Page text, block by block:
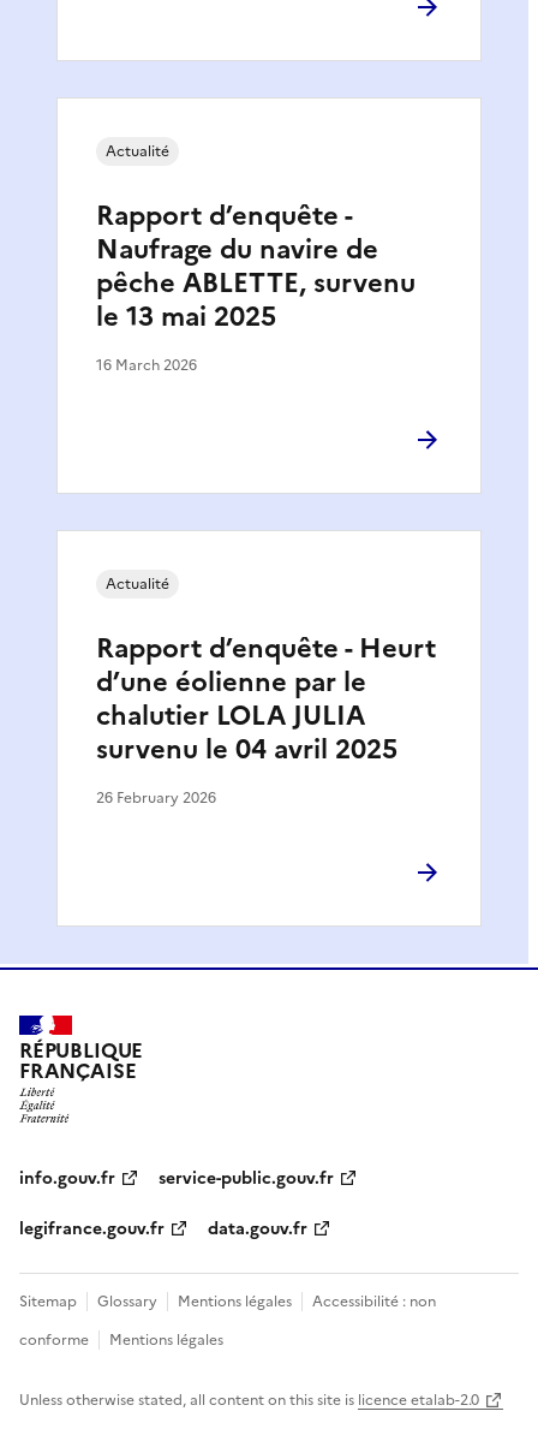
Rapport d’enquête -
Naufrage du navire de
pêche ABLETTE, survenu
le 13 mai 2025
Actualité
16 March 2026
Rapport d’enquête - Heurt
d’une éolienne par le
chalutier LOLA JULIA
survenu le 04 avril 2025
Actualité
26 February 2026
RÉPUBLIQUE
FRANÇAISE
info.gouv.fr
service-public.gouv.fr
legifrance.gouv.fr
data.gouv.fr
Sitemap Glossary Mentions légales
Accessibilité : non
conforme
Mentions légales
Unless otherwise stated, all content on this site is licence etalab-2.0